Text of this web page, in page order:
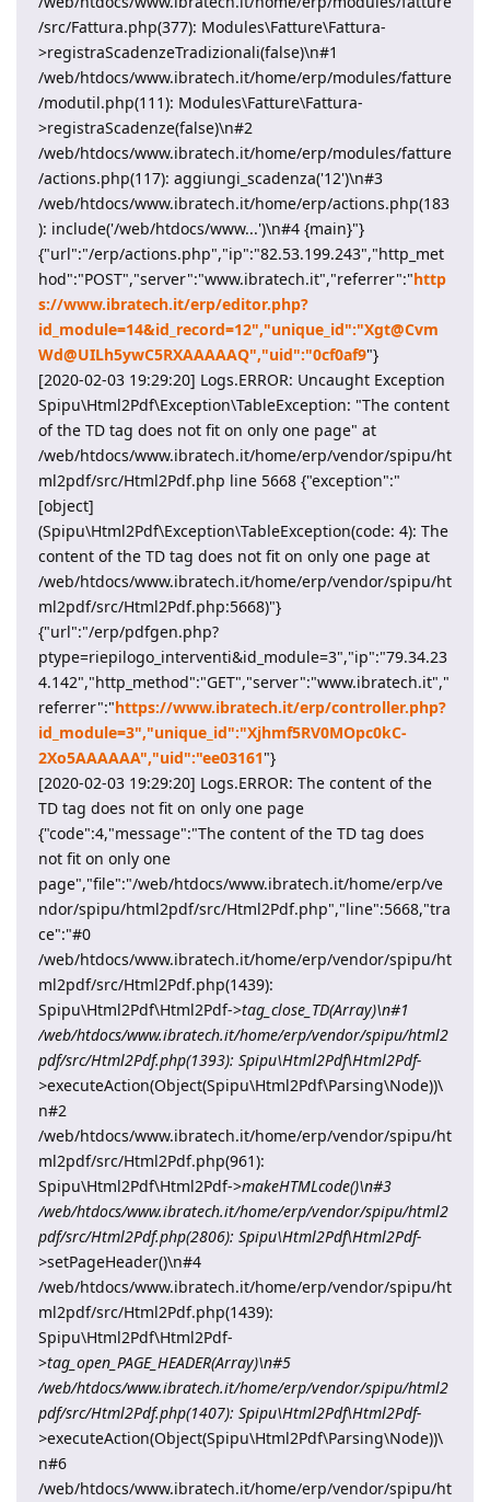
/src/Fattura.php(377): Modules\Fatture\Fattura-
>registraScadenzeTradizionali(false)\n#1
/web/htdocs/www.ibratech.it/home/erp/modules/fatture
/modutil.php(111): Modules\Fatture\Fattura-
>registraScadenze(false)\n#2
/web/htdocs/www.ibratech.it/home/erp/modules/fatture
/actions.php(117): aggiungi_scadenza('12')\n#3
/web/htdocs/www.ibratech.it/home/erp/actions.php(183
): include('/web/htdocs/www...')\n#4 {main}"}
{"url":"/erp/actions.php","ip":"82.53.199.243","http_met
hod":"POST","server":"www.ibratech.it","referrer":"http
s://www.ibratech.it/erp/editor.php?
id_module=14&id_record=12","unique_id":"Xgt@Cvm
Wd@UILh5ywC5RXAAAAAQ","uid":"0cf0af9"}
[2020-02-03 19:29:20] Logs.ERROR: Uncaught Exception
Spipu\Html2Pdf\Exception\TableException: "The content
of the TD tag does not fit on only one page" at
/web/htdocs/www.ibratech.it/home/erp/vendor/spipu/ht
ml2pdf/src/Html2Pdf.php line 5668 {"exception":"
[object]
(Spipu\Html2Pdf\Exception\TableException(code: 4): The
content of the TD tag does not fit on only one page at
/web/htdocs/www.ibratech.it/home/erp/vendor/spipu/ht
ml2pdf/src/Html2Pdf.php:5668)"}
{"url":"/erp/pdfgen.php?
ptype=riepilogo_interventi&id_module=3","ip":"79.34.23
4.142","http_method":"GET","server":"www.ibratech.it","
referrer":"https://www.ibratech.it/erp/controller.php?
id_module=3","unique_id":"Xjhmf5RV0MOpc0kC-
2Xo5AAAAAA","uid":"ee03161"}
[2020-02-03 19:29:20] Logs.ERROR: The content of the
TD tag does not fit on only one page
{"code":4,"message":"The content of the TD tag does
not fit on only one
page","file":"/web/htdocs/www.ibratech.it/home/erp/ve
ndor/spipu/html2pdf/src/Html2Pdf.php","line":5668,"tra
ce":"#0
/web/htdocs/www.ibratech.it/home/erp/vendor/spipu/ht
ml2pdf/src/Html2Pdf.php(1439):
Spipu\Html2Pdf\Html2Pdf->tag_close_TD(Array)\n#1
/web/htdocs/www.ibratech.it/home/erp/vendor/spipu/html2
pdf/src/Html2Pdf.php(1393): Spipu\Html2Pdf\Html2Pdf-
>executeAction(Object(Spipu\Html2Pdf\Parsing\Node))\
n#2
/web/htdocs/www.ibratech.it/home/erp/vendor/spipu/ht
ml2pdf/src/Html2Pdf.php(961):
Spipu\Html2Pdf\Html2Pdf->makeHTMLcode()\n#3
/web/htdocs/www.ibratech.it/home/erp/vendor/spipu/html2
pdf/src/Html2Pdf.php(2806): Spipu\Html2Pdf\Html2Pdf-
>setPageHeader()\n#4
/web/htdocs/www.ibratech.it/home/erp/vendor/spipu/ht
ml2pdf/src/Html2Pdf.php(1439):
Spipu\Html2Pdf\Html2Pdf-
>tag_open_PAGE_HEADER(Array)\n#5
/web/htdocs/www.ibratech.it/home/erp/vendor/spipu/html2
pdf/src/Html2Pdf.php(1407): Spipu\Html2Pdf\Html2Pdf-
>executeAction(Object(Spipu\Html2Pdf\Parsing\Node))\
n#6
/web/htdocs/www.ibratech.it/home/erp/vendor/spipu/ht